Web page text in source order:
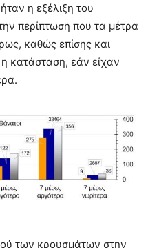
η εξέλιξη του
περίπτωση που τα μέτρα
καθώς επίσης και
κατάσταση, εάν είχαν
των κρουσμάτων στην